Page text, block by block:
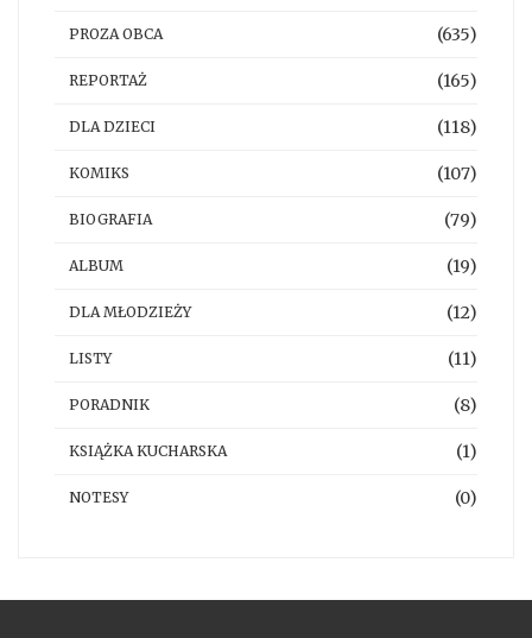
PROZA OBCA (635)
REPORTAŻ (165)
DLA DZIECI (118)
KOMIKS (107)
BIOGRAFIA (79)
ALBUM (19)
DLA MŁODZIEŻY (12)
LISTY (11)
PORADNIK (8)
KSIĄŻKA KUCHARSKA (1)
NOTESY (0)